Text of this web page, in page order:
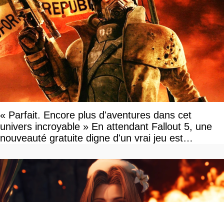
« Parfait. Encore plus d'aventures dans cet
univers incroyable » En attendant Fallout 5, une
nouveauté gratuite digne d'un vrai jeu est